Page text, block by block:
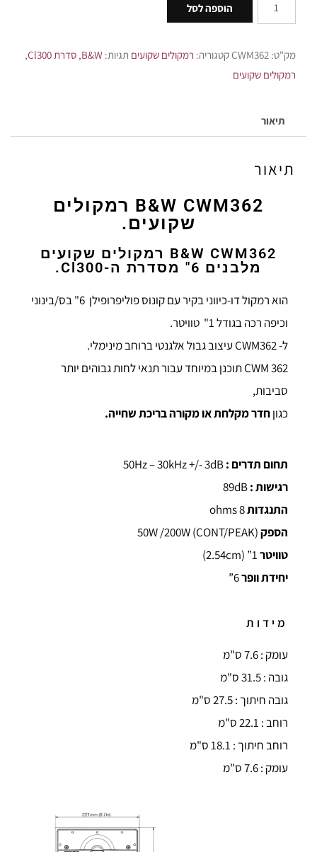
הוספה לסל
מק"ט: CWM362קטגוריה: רמקולים שקועים תגיות: B&W
, סדרת Cl300
,
רמקולים שקועים
תיאור
תיאור
B&W CWM362 רמקולים
שקועים.
B&W CWM362 רמקולים שקועים
מלבנים 6" מסדרת ה-Cl300.
הוא רמקול דו-כיווני בקיר עם קונוס פוליפרופילן 6" בס/בינוני
וכיפה רכה בגודל 1" טוויטר.
ל- CWM362 עיצוב גבול אלגנטי ברוחב מינימלי.
CWM 362 תוכנן במיוחד עבור תנאי לחות גבוהים יותר
סביבות,
כגוןחדר מקלחת או מקורה בריכת שחייה.
תחום תדרים :
רגישות :
התנגדות
הספק(CONT/PEAK) 50W /200W
טוויטר
יחידת וופר
מידות
עומק : 7.6 ס"מ
גובה : 31.5 ס"מ
גובה חיתוך : 27.5 ס"מ
רוחב : 22.1 ס"מ
רוחב חיתוך : 18.1 ס"מ
עומק : 7.6 ס"מ